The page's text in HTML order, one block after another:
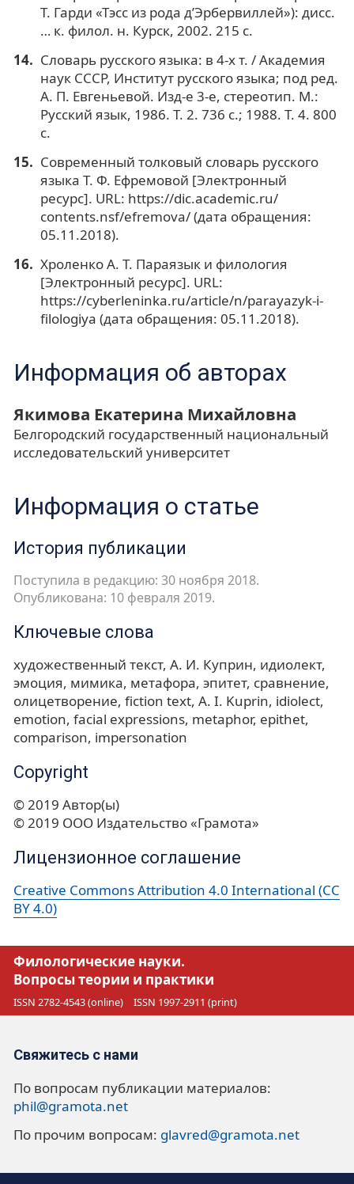
Т. Гарди «Тэсс из рода д’Эрбервиллей»): дисс.
… к. филол. н. Курск, 2002. 215 с.
Словарь русского языка: в 4-х т. / Академия
наук СССР, Институт русского языка; под ред.
А. П. Евгеньевой. Изд-е 3-е, стереотип. М.:
Русский язык, 1986. Т. 2. 736 с.; 1988. Т. 4. 800
с.
Современный толковый словарь русского
языка Т. Ф. Ефремовой [Электронный
ресурс]. URL: https://dic.academic.ru/
contents.nsf/efremova/ (дата обращения:
05.11.2018).
Хроленко А. Т. Параязык и филология
[Электронный ресурс]. URL:
https://cyberleninka.ru/article/n/parayazyk-i-
filologiya (дата обращения: 05.11.2018).
Информация об авторах
Якимова Екатерина Михайловна
Белгородский государственный национальный
исследовательский университет
Информация о статье
История публикации
Поступила в редакцию: 30 ноября 2018.
Опубликована: 10 февраля 2019.
Ключевые слова
художественный текст А. И. Куприн идиолект
эмоция мимика метафора эпитет сравнение
олицетворение fiction text A. I. Kuprin idiolect
emotion facial expressions metaphor epithet
comparison impersonation
Copyright
© 2019 Автор(ы)
© 2019 ООО Издательство «Грамота»
Лицензионное соглашение
Creative Commons Attribution 4.0 International (CC
BY 4.0)
Филологические науки.
Вопросы теории и практики
ISSN 2782-4543 (online) ISSN 1997-2911 (print)
Свяжитесь с нами
По вопросам публикации материалов:
phil@gramota.net
По прочим вопросам: glavred@gramota.net